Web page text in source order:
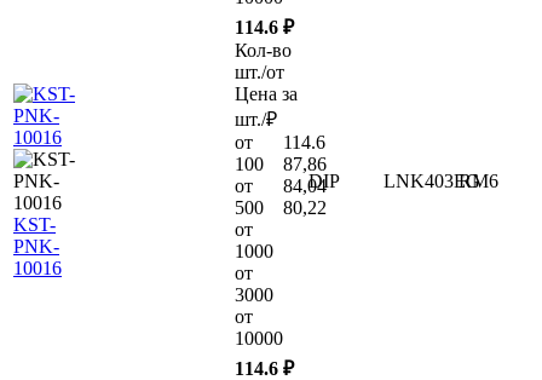
KST-
PNK-
10016
114.6 ₽
Кол-во
шт./от
Цена за
шт./₽
от
100
от
500
от
1000
от
3000
от
10000
114.6
87,86
84,04
80,22
DIP LNK403EGRM6
114.6 ₽